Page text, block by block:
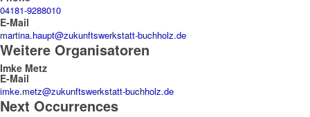
04181-9288010
E-Mail
martina.haupt@zukunftswerkstatt-buchholz.de
Weitere Organisatoren
Imke Metz
E-Mail
imke.metz@zukunftswerkstatt-buchholz.de
Next Occurrences